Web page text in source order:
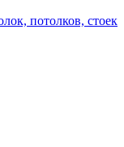
потолков, стоек